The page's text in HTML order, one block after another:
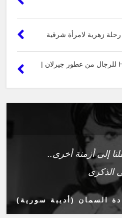
عطر آبي روج HABIT ROUGE للرجال من عطور جيرلان |
إلى أزمنة أخرى..
الذكرى
السمان (أديبة سورية)